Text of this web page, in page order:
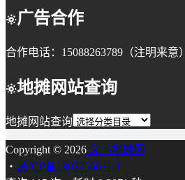
广告合作
合作电话：15088263789（注明来意）
地摊网站查询
地摊网站查询
Copyright © 2026 义乌地摊网
・ 浙ICP备18039566号-1